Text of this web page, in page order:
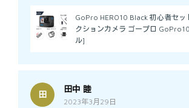
GoPro HERO10 Black 初心者セッ
クションカメラ ゴープロ
ル]
田
田中 睦
2023年3月29日